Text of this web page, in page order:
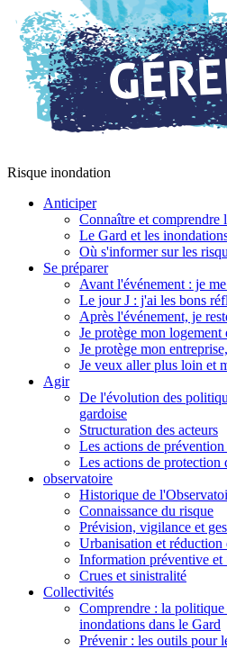
Risque inondation
Anticiper
Connaître et comprendre
Le Gard et les
Où s'informer sur les
Se préparer
Avant l'événement : je
Le jour J : j'ai les bons
Après l'événement, je
Je protège mon logement
Je protège mon
Je veux aller plus loin et
Agir
De l'évolution des
gardoise
Structuration des acteurs
Les actions de
Les actions de protection
observatoire
Historique de
Connaissance du risque
Prévision, vigilance et
Urbanisation et
Information préventive et
Crues et sinistralité
Collectivités
Comprendre : la
inondations dans le Gard
Prévenir : les outils pour